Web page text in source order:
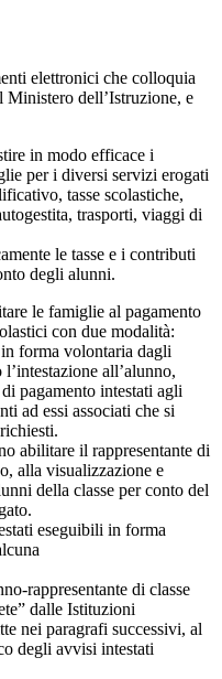
elettronici che colloquia
Ministero dell’Istruzione, e
in modo efficace i
per i diversi servizi erogati
tasse scolastiche,
trasporti, viaggi di
le tasse e i contributi
degli alunni.
le famiglie al pagamento
con due modalità:
forma volontaria dagli
all’alunno,
pagamento intestati agli
ad essi associati che si
abilitare il rappresentante di
alla visualizzazione e
della classe per conto del
eseguibili in forma
rappresentante di classe
dalle Istituzioni
nei paragrafi successivi, al
degli avvisi intestati